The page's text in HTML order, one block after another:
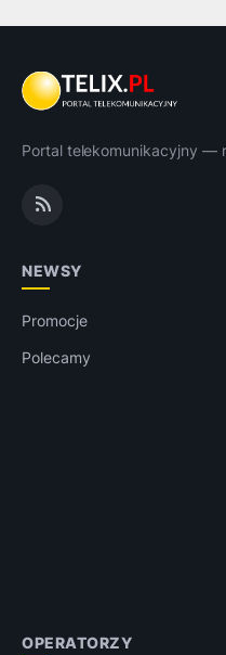
Portal telekomunikacyjny —
NEWSY
Promocje
Polecamy
OPERATORZY